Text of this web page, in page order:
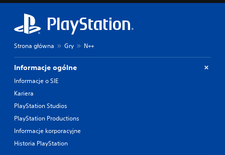
Strona główna Gry N++
Informacje ogólne
Informacje o SIE
Kariera
PlayStation Studios
PlayStation Productions
Informacje korporacyjne
Historia PlayStation